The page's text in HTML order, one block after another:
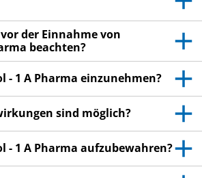
später nochmals lesen.
Fragen haben, wenden Sie sich
Apotheker.
wurde Ihnen persönlich
Sie es nicht an Dritte weiter.
Menschen schaden, auch wenn
Beschwerden haben wie Sie.
bemerken, wenden Sie
oder Apotheker. Dies gilt auch
der Einnahme von
beachten?
- 1 A Pharma einzunehmen?
sind möglich?
- 1 A Pharma aufzubewahren?